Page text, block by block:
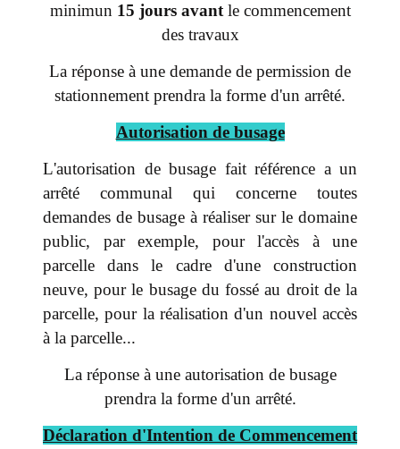
minimun 15 jours avantle commencement
des travaux
La réponse à une demande de permission de
stationnement prendra la forme d'un arrêté.
Autorisation de busage
L'autorisation de busage fait référence a un
arrêté communal qui concerne toutes
demandes de busage à réaliser sur le domaine
public, par exemple, pour l'accès à une
parcelle dans le cadre d'une construction
neuve, pour le busage du fossé au droit de la
parcelle, pour la réalisation d'un nouvel accès
à la parcelle...
La réponse à une autorisation de busage
prendra la forme d'un arrêté.
Déclaration d'Intention de Commencement